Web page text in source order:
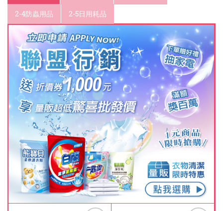
2-4防蟲用品 2-5日用耗品